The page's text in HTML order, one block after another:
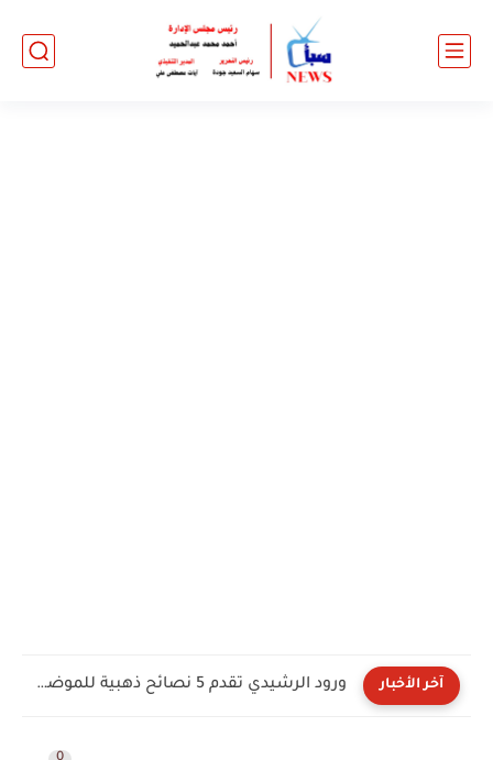
آخر الأخبار ورود الرشيدي تقدم 5 نصائح ذهبية للموضة والجمال